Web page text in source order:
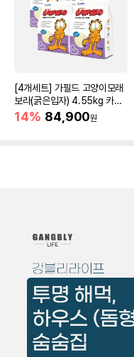
[4개세트] 가필드 고양이모래
보라(굵은입자) 4.55kg 카사
바모래
14% 84,900원